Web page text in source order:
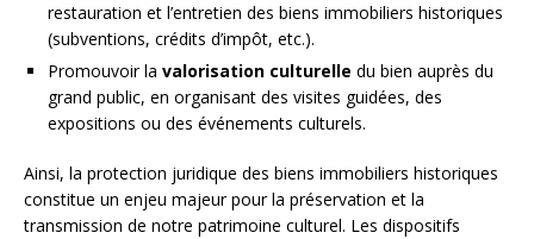
restauration et l’entretien des biens immobiliers historiques
(subventions, crédits d’impôt, etc.).
Promouvoir la valorisation culturelle du bien auprès du
grand public, en organisant des visites guidées, des
expositions ou des événements culturels.
Ainsi, la protection juridique des biens immobiliers historiques
constitue un enjeu majeur pour la préservation et la
transmission de notre patrimoine culturel. Les dispositifs